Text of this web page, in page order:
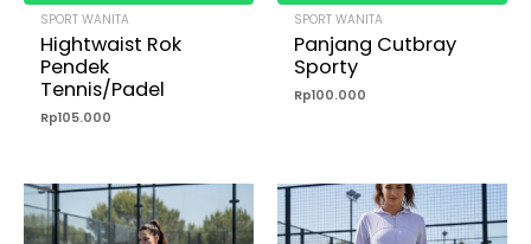
SPORT WANITA
Hightwaist Rok
Pendek
Tennis/Padel
Rp105.000
SPORT WANITA
Panjang Cutbray
Sporty
Rp100.000